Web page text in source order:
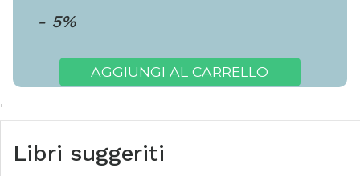
- 5%
AGGIUNGI AL CARRELLO
Libri suggeriti